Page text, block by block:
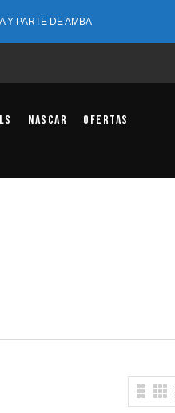
Y PARTE DE AMBA
NASCAR
Ofertas